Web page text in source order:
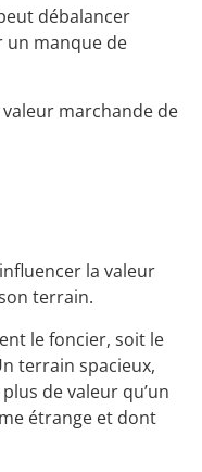
débalancer
un manque de
marchande de
la valeur
terrain.
le foncier, soit le
terrain spacieux,
de valeur qu’un
étrange et dont